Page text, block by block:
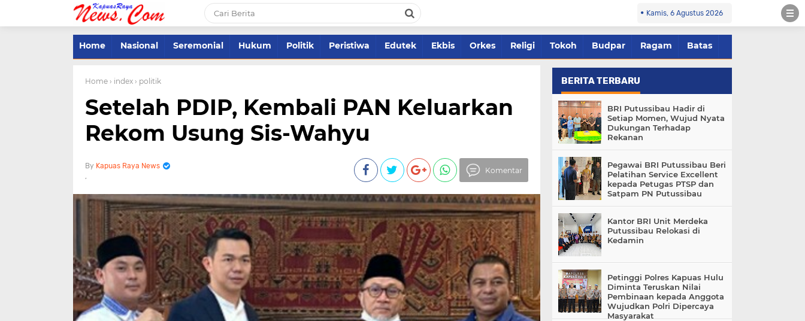
Kamis, 6 Agustus 2026
Home Nasional Seremonial Hukum Politik Peristiwa Edutek Ekbis Orkes Religi Tokoh Budpar Ragam Batas
Home › index › politik
Setelah PDIP, Kembali PAN Keluarkan
Rekom Usung Sis-Wahyu
Kapuas Raya News Komentar
BERITA TERBARU
BRI Putussibau Hadir di
Setiap Momen, Wujud Nyata
Dukungan Terhadap
Rekanan
Pegawai BRI Putussibau Beri
Pelatihan Service Excellent
kepada Petugas PTSP dan
Satpam PN Putussibau
Kantor BRI Unit Merdeka
Putussibau Relokasi di
Kedamin
Petinggi Polres Kapuas Hulu
Diminta Teruskan Nilai
Pembinaan kepada Anggota
Wujudkan Polri Dipercaya
Masyarakat